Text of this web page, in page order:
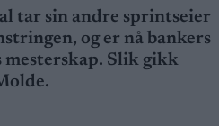
tar sin andre sprintseier
og er nå bankers
Slik gikk